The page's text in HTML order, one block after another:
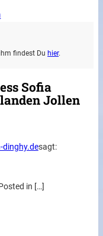
findest Du hier.
Sofia
Jollen
dinghy.desagt:
in […]